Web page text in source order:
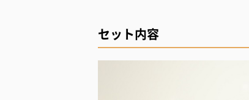
セット内容